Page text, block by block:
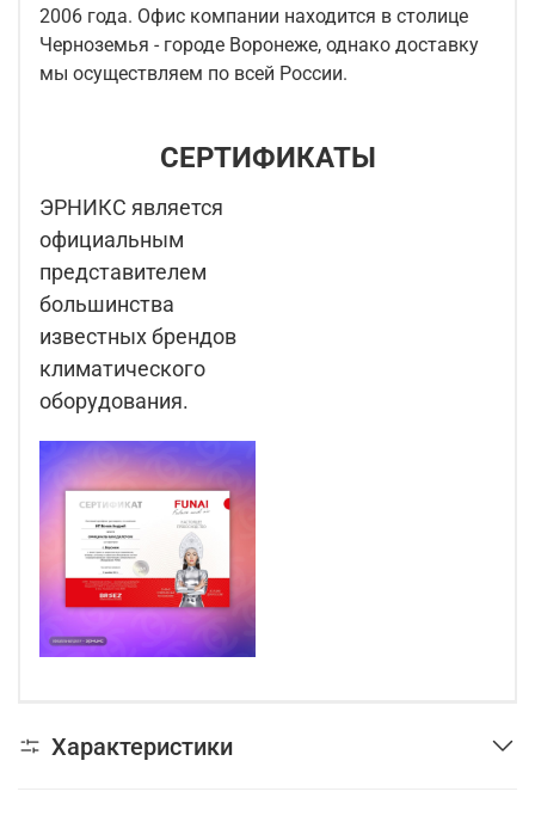
2006 года. Офис компании находится в столице
Черноземья - городе Воронеже, однако доставку
мы осуществляем по всей России.
СЕРТИФИКАТЫ
ЭРНИКС является
официальным
представителем
большинства
известных брендов
климатического
оборудования.
Характеристики